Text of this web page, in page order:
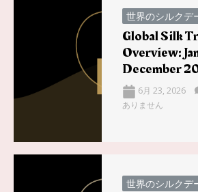
世界のシルクデ
Global Silk
Overview:
December
6月 23, 2026
ありません
世界のシルクデ